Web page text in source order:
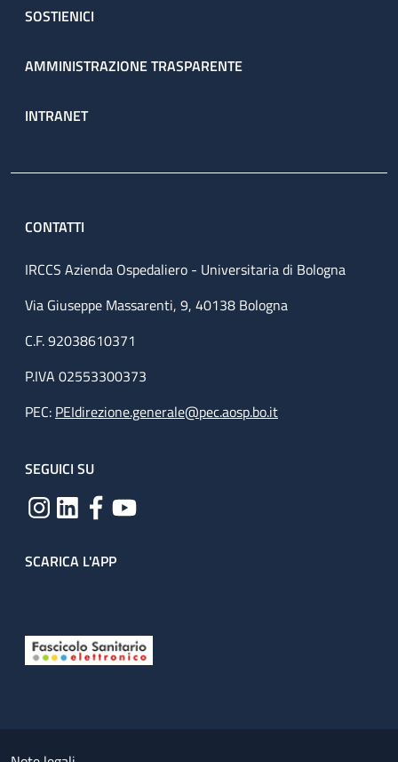
SOSTIENICI
AMMINISTRAZIONE TRASPARENTE
INTRANET
CONTATTI
IRCCS Azienda Ospedaliero - Universitaria di Bologna
Via Giuseppe Massarenti, 9, 40138 Bologna
C.F. 92038610371
P.IVA 02553300373
PEC: PEIdirezione.generale@pec.aosp.bo.it
SEGUICI SU
SCARICA L'APP
Small prints